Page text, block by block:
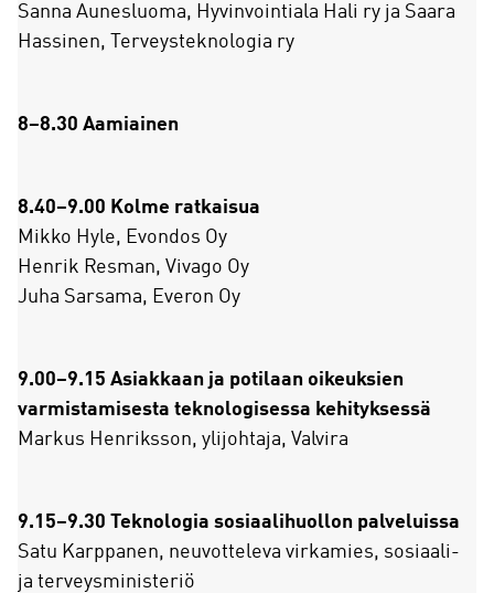
Sanna Aunesluoma, Hyvinvointiala Hali ry ja Saara
Hassinen, Terveysteknologia ry
8–8.30 Aamiainen
8.40–9.00 Kolme ratkaisua
Mikko Hyle, Evondos Oy
Henrik Resman, Vivago Oy
Juha Sarsama, Everon Oy
9.00–9.15 Asiakkaan ja potilaan oikeuksien
varmistamisesta teknologisessa kehityksessä
Markus Henriksson, ylijohtaja, Valvira
9.15–9.30 Teknologia sosiaalihuollon palveluissa
Satu Karppanen, neuvotteleva virkamies, sosiaali-
ja terveysministeriö